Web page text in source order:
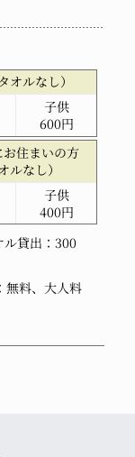
オルなし）
子供
600円
お住まいの方
ルなし）
子供
400円
貸出：300
無料、大人料